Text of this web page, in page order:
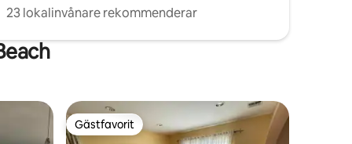
23 lokalinvånare rekommenderar
Gästfavorit
Gästfavorit